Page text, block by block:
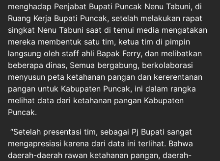
menghadap Penjabat Bupati Puncak Nenu Tabuni, di
Ruang Kerja Bupati Puncak, setelah melakukan rapat
singkat Nenu Tabuni saat di temui media mengatakan
mereka membentuk satu tim, ketua tim di pimpin
langsung oleh staff ahli Bapak Ferry, dan melibatkan
beberapa dinas, Semua bergabung, berkolaborasi
menyusun peta ketahanan pangan dan kererentanan
pangan untuk Kabupaten Puncak, ini dalam rangka
melihat data dari ketahanan pangan Kabupaten
Puncak.
“Setelah presentasi tim, sebagai Pj Bupati sangat
mengapresiasi karena dari data ini terlihat. Bahwa
daerah-daerah rawan ketahanan pangan, daerah-